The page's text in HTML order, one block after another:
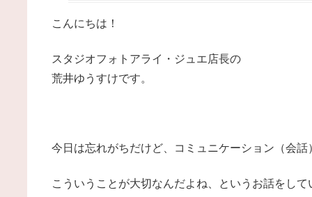
こんにちは！
スタジオフォトアライ・ジュエ店長の
荒井ゆうすけです。
今日は忘れがちだけど、コミュニケーション（会話
こういうことが大切なんだよね、というお話をして